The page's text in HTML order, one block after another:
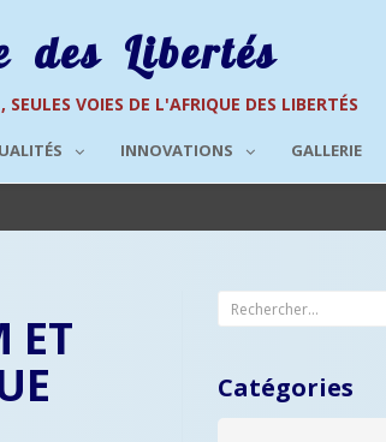
Libertés
VOIES DE L'AFRIQUE DES LIBERTÉS
INNOVATIONS GALLERIE
ET
Catégories